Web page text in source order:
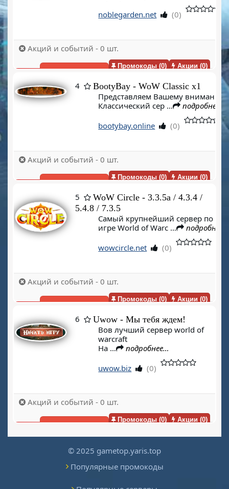
noblegarden.net
(0)
Акций и событий - 0 шт.
Промокоды (0) Акции (0)
4
BootyBay - WoW Classic x1
Представляем Вашему вниманию
Классический сер …
подробнее…
bootybay.online
(0)
Акций и событий - 0 шт.
Промокоды (0) Акции (0)
5
WoW Circle - 3.3.5a / 4.3.4 /
5.4.8 / 7.3.5
Самый крупнейший сервер по
игре World of Warc …
wowcircle.net
(0)
Акций и событий - 0 шт.
Промокоды (0) Акции (0)
6
Uwow - Мы тебя ждем!
Вов лучший сервер world of
warcraft
На …
подробнее…
uwow.biz
(0)
Акций и событий - 0 шт.
Промокоды (0) Акции (0)
© 2025 gametop.yaris.top
Популярные промокоды